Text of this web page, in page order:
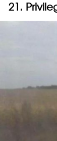
21.